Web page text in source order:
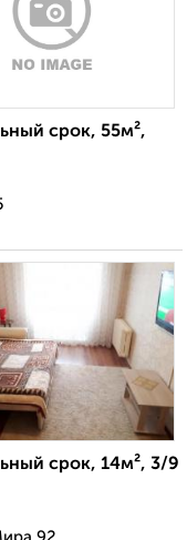
срок, 55м²,
срок, 14м², 3/9